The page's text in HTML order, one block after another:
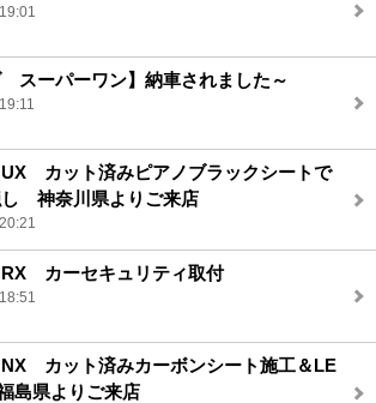
スーパーワン】納車されました～
UX カット済みピアノブラックシートで
し 神奈川県よりご来店
RX カーセキュリティ取付
NX カット済みカーボンシート施工＆LE
島県よりご来店